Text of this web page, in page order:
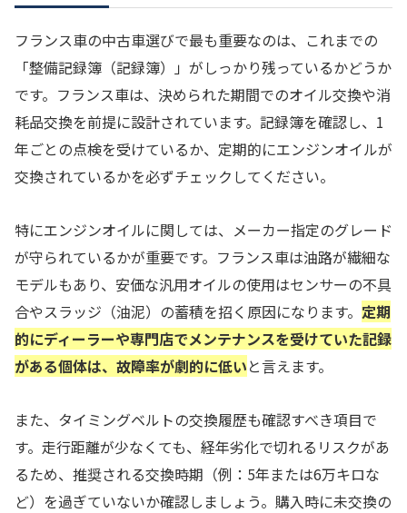
フランス車の中古車選びで最も重要なのは、これまでの
「整備記録簿（記録簿）」がしっかり残っているかどうか
です。フランス車は、決められた期間でのオイル交換や消
耗品交換を前提に設計されています。記録簿を確認し、1
年ごとの点検を受けているか、定期的にエンジンオイルが
交換されているかを必ずチェックしてください。
特にエンジンオイルに関しては、メーカー指定のグレード
が守られているかが重要です。フランス車は油路が繊細な
モデルもあり、安価な汎用オイルの使用はセンサーの不具
合やスラッジ（油泥）の蓄積を招く原因になります。 定期
的にディーラーや専門店でメンテナンスを受けていた記録
がある個体は、故障率が劇的に低いと言えます。
また、タイミングベルトの交換履歴も確認すべき項目で
す。走行距離が少なくても、経年劣化で切れるリスクがあ
るため、推奨される交換時期（例：5年または6万キロな
ど）を過ぎていないか確認しましょう。購入時に未交換の